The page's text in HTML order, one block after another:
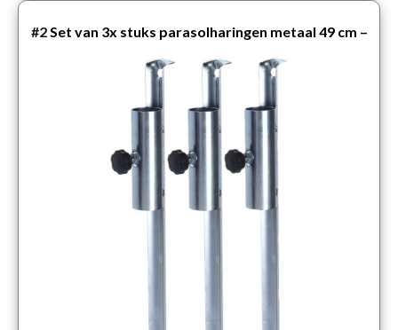
#2Set van 3x stuks parasolharingen metaal 49 cm –
parasolhouders voor strand / tuin / picknick